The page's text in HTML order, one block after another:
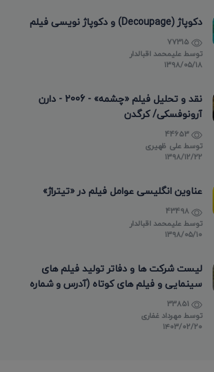
دکوپاژ (Decoupage) و دکوپاژ نویسی فیلم
توسطعلیمحمد اقبالدار
۱۳۹۸/۰۵/۱۸
نقد و تحلیل فیلم «چشمه» - 2006 - دارن
آرونوفسکی/ کرگدن
توسطعلی ظهیری
۱۳۹۸/۱۲/۲۲
عناوین انگلیسی عوامل فیلم در «تیتراژ»
توسطعلیمحمد اقبالدار
۱۳۹۸/۰۵/۱۰
لیست شرکت ها و دفاتر تولید فیلم های
سینمایی و فیلم های کوتاه (آدرس و شماره
تماس)
توسط مهرداد غفاری
۱۴۰۳/۰۲/۲۰